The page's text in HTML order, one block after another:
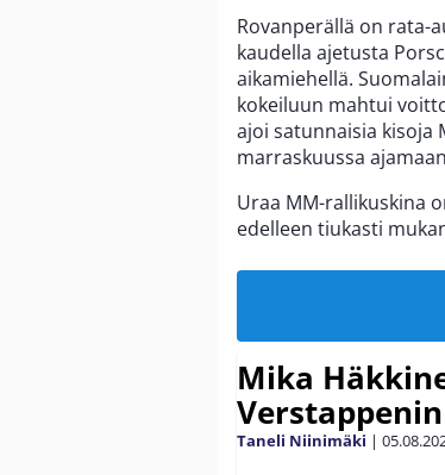
Rovanperällä on rata-
kaudella ajetusta
aikamiehellä.
kokeiluun mahtui
ajoi satunnaisia kisoja
marraskuussa
Uraa MM-rallikuskina
edelleen tiukasti
Mika
Taneli Niinimäki |